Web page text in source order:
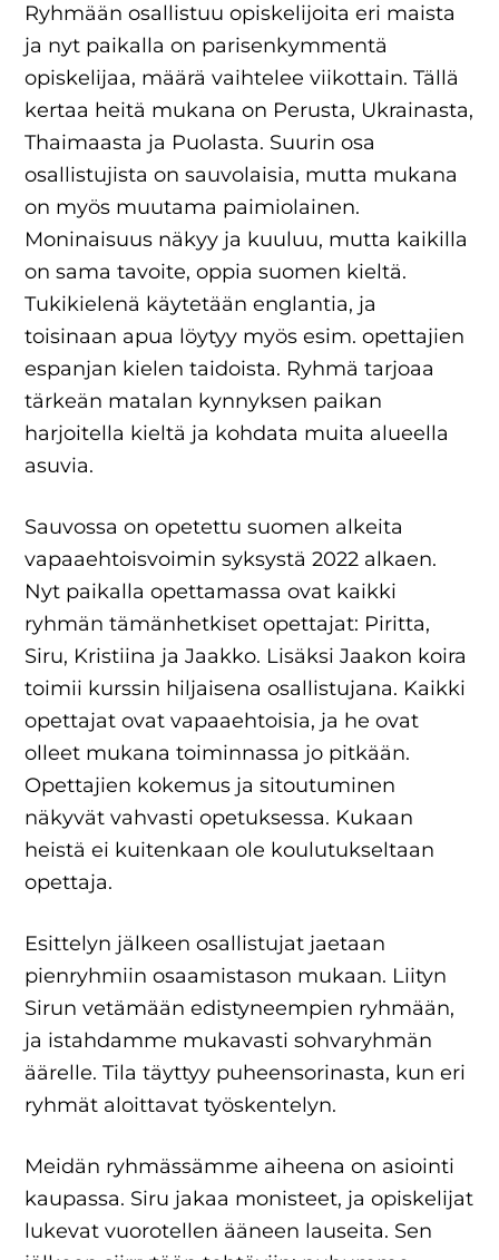
Ryhmään osallistuu opiskelijoita eri maista
ja nyt paikalla on parisenkymmentä
opiskelijaa, määrä vaihtelee viikottain. Tällä
kertaa heitä mukana on Perusta, Ukrainasta,
Thaimaasta ja Puolasta. Suurin osa
osallistujista on sauvolaisia, mutta mukana
on myös muutama paimiolainen.
Moninaisuus näkyy ja kuuluu, mutta kaikilla
on sama tavoite, oppia suomen kieltä.
Tukikielenä käytetään englantia, ja
toisinaan apua löytyy myös esim. opettajien
espanjan kielen taidoista. Ryhmä tarjoaa
tärkeän matalan kynnyksen paikan
harjoitella kieltä ja kohdata muita alueella
asuvia.
Sauvossa on opetettu suomen alkeita
vapaaehtoisvoimin syksystä 2022 alkaen.
Nyt paikalla opettamassa ovat kaikki
ryhmän tämänhetkiset opettajat: Piritta,
Siru, Kristiina ja Jaakko. Lisäksi Jaakon koira
toimii kurssin hiljaisena osallistujana. Kaikki
opettajat ovat vapaaehtoisia, ja he ovat
olleet mukana toiminnassa jo pitkään.
Opettajien kokemus ja sitoutuminen
näkyvät vahvasti opetuksessa. Kukaan
heistä ei kuitenkaan ole koulutukseltaan
opettaja.
Esittelyn jälkeen osallistujat jaetaan
pienryhmiin osaamistason mukaan. Liityn
Sirun vetämään edistyneempien ryhmään,
ja istahdamme mukavasti sohvaryhmän
äärelle. Tila täyttyy puheensorinasta, kun eri
ryhmät aloittavat työskentelyn.
Meidän ryhmässämme aiheena on asiointi
kaupassa. Siru jakaa monisteet, ja opiskelijat
lukevat vuorotellen ääneen lauseita. Sen